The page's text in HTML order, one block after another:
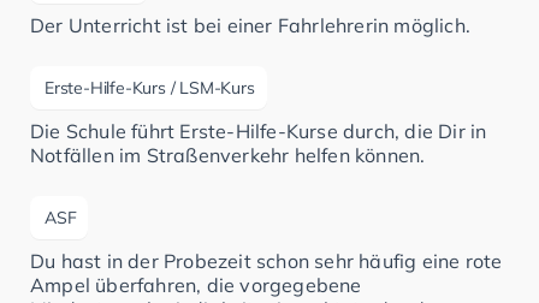
Der Unterricht ist bei einer Fahrlehrerin möglich.
Erste-Hilfe-Kurs / LSM-Kurs
Die Schule führt Erste-Hilfe-Kurse durch, die Dir in
Notfällen im Straßenverkehr helfen können.
ASF
Du hast in der Probezeit schon sehr häufig eine rote
Ampel überfahren, die vorgegebene